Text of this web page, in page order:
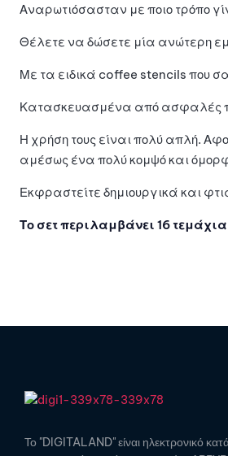
Αναρωτιόσασταν με ποιο τρόπο
Θέλετε να δώσετε μία ανώτερη
Με τα ειδικά coffee stencils που
Κατασκευασμένα από ασφαλές
Η χρήση τους είναι πολύ απλή.
αμέσως ένα πολύ κομψό και
Εκφραστείτε δημιουργικά και
Το σετ περιλαμβάνει 16
Το "DIGITALAND" είναι ηλεκτρονικό